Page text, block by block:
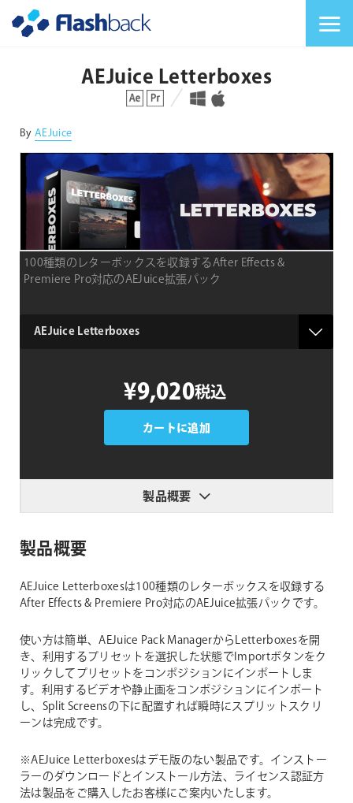
AEJuice Letterboxes
対応プラットフォーム 対応OS
By AEJuice
100種類のレターボックスを収録するAfter Effects &
Premiere Pro対応のAEJuice拡張パック
type
¥9,020税込
カートに追加
製品概要
製品概要
AEJuice Letterboxesは100種類のレターボックスを収録する
After Effects & Premiere Pro対応のAEJuice拡張パックです。
使い方は簡単、AEJuice Pack ManagerからLetterboxesを開
き、利用するプリセットを選択した状態でImportボタンをク
リックしてプリセットをコンポジションにインポートしま
す。利用するビデオや静止画をコンポジションにインポート
し、Split Screensの下に配置すれば瞬時にスプリットスクリ
ーンは完成です。
※AEJuice Letterboxesはデモ版のない製品です。インストー
ラーのダウンロードとインストール方法、ライセンス認証方
法は製品をご購入したお客様にご案内いたします。